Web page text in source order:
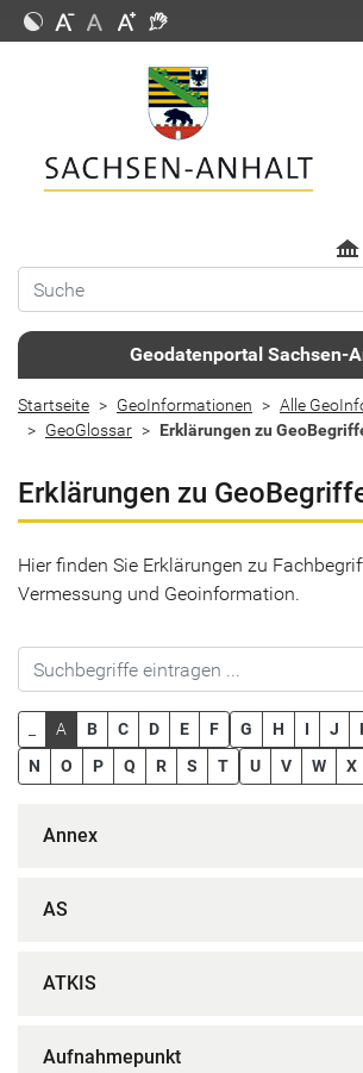
Geodatenportal Sachsen-
Startseite GeoInformationen
Alle
GeoGlossar
Erklärungen zu
Erklärungen zu
Hier finden Sie Erklärungen zu
Vermessung und Geoinformation.
A B C D E F G H I J
N
O P Q R S T U V W X
Annex
AS
ATKIS
Aufnahmepunkt